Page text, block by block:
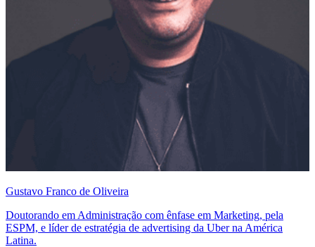
Gustavo Franco de Oliveira
Doutorando em Administração com ênfase em Marketing, pela
ESPM, e líder de estratégia de advertising da Uber na América
Latina.